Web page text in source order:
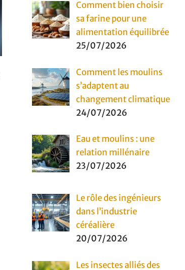
Comment bien choisir
sa farine pour une
alimentation équilibrée
25/07/2026
Comment les moulins
s’adaptent au
changement climatique
24/07/2026
Eau et moulins : une
relation millénaire
23/07/2026
Le rôle des ingénieurs
dans l’industrie
céréalière
20/07/2026
Les insectes alliés des